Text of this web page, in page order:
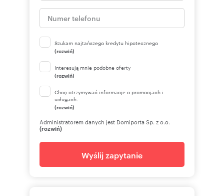
Szukam najtańszego kredytu hipotecznego
(rozwiń)
Interesują mnie podobne oferty
(rozwiń)
Chcę otrzymywać informacje o promocjach i
usługach.
(rozwiń)
Administratorem danych jest Domiporta Sp. z o.o.
(rozwiń)
Wyślij zapytanie